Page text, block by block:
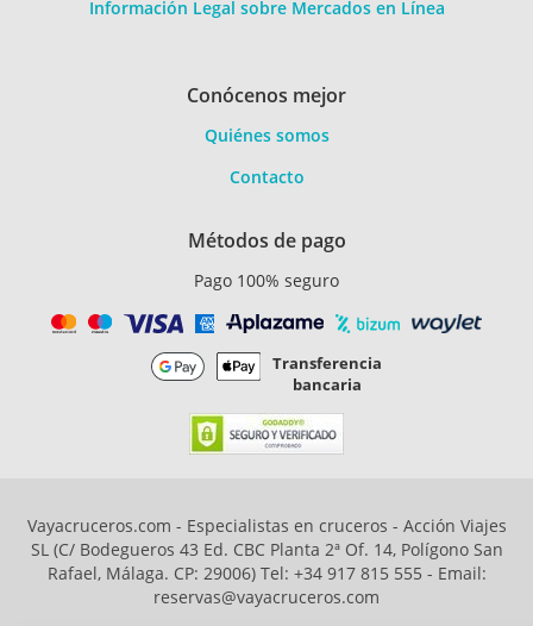
Información Legal sobre Mercados en Línea
Conócenos mejor
Quiénes somos
Contacto
Métodos de pago
Pago 100% seguro
Transferencia
bancaria
Vayacruceros.com - Especialistas en cruceros - Acción Viajes
SL (C/ Bodegueros 43 Ed. CBC Planta 2ª Of. 14, Polígono San
Rafael, Málaga. CP: 29006) Tel: +34 917 815 555 - Email:
reservas@vayacruceros.com